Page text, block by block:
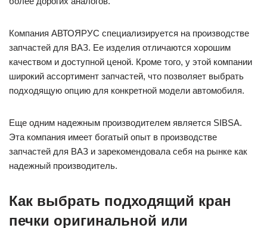
Компания АВТОЯРУС специализируется на производстве
запчастей для ВАЗ. Ее изделия отличаются хорошим
качеством и доступной ценой. Кроме того, у этой компании
широкий ассортимент запчастей, что позволяет выбрать
подходящую опцию для конкретной модели автомобиля.
Еще одним надежным производителем является SIBSА.
Эта компания имеет богатый опыт в производстве
запчастей для ВАЗ и зарекомендовала себя на рынке как
надежный производитель.
Как выбрать подходящий кран
печки оригинальной или